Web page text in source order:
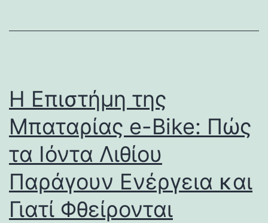
Η Επιστήμη της
Μπαταρίας e-Bike: Πώς
τα Ιόντα Λιθίου
Παράγουν Ενέργεια και
Γιατί Φθείρονται